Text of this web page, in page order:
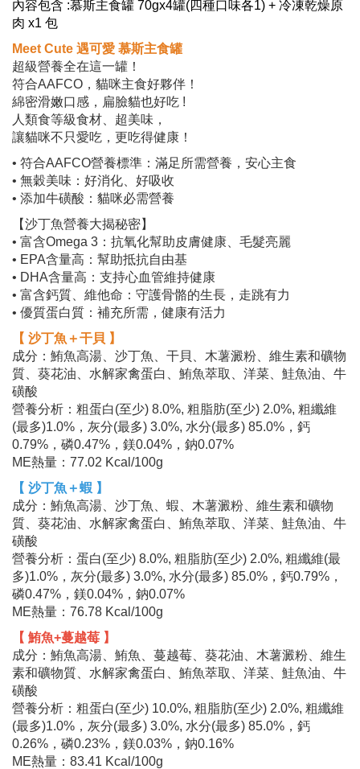
內容包含 :慕斯主食罐 70gx4罐(四種口味各1) + 冷凍乾燥原
肉 x1 包
Meet Cute 遇可愛 慕斯主食罐
超級營養全在這一罐！
符合AAFCO，貓咪主食好夥伴！
綿密滑嫩口感，扁臉貓也好吃 !
人類食等級食材、超美味，
讓貓咪不只愛吃，更吃得健康！
• 符合AAFCO營養標準：滿足所需營養，安心主食
• 無穀美味：好消化、好吸收
• 添加牛磺酸：貓咪必需營養
【沙丁魚營養大揭秘密】
• 富含Omega 3：抗氧化幫助皮膚健康、毛髮亮麗
• EPA含量高：幫助抵抗自由基
• DHA含量高：支持心血管維持健康
• 富含鈣質、維他命：守護骨骼的生長，走跳有力
• 優質蛋白質：補充所需，健康有活力
【 沙丁魚＋干貝 】
成分：鮪魚高湯、沙丁魚、干貝、木薯澱粉、維生素和礦物
質、葵花油、水解家禽蛋白、鮪魚萃取、洋菜、鮭魚油、牛
磺酸
營養分析：粗蛋白(至少) 8.0%, 粗脂肪(至少) 2.0%, 粗纖維
(最多)1.0%，灰分(最多) 3.0%, 水分(最多) 85.0%，鈣
0.79%，磷0.47%，鎂0.04%，鈉0.07%
ME熱量：77.02 Kcal/100g
【 沙丁魚＋蝦 】
成分：鮪魚高湯、沙丁魚、蝦、木薯澱粉、維生素和礦物
質、葵花油、水解家禽蛋白、鮪魚萃取、洋菜、鮭魚油、牛
磺酸
營養分析：蛋白(至少) 8.0%, 粗脂肪(至少) 2.0%, 粗纖維(最
多)1.0%，灰分(最多) 3.0%, 水分(最多) 85.0%，鈣0.79%，
磷0.47%，鎂0.04%，鈉0.07%
ME熱量：76.78 Kcal/100g
【 鮪魚+蔓越莓 】
成分：鮪魚高湯、鮪魚、蔓越莓、葵花油、木薯澱粉、維生
素和礦物質、水解家禽蛋白、鮪魚萃取、洋菜、鮭魚油、牛
磺酸
營養分析：粗蛋白(至少) 10.0%, 粗脂肪(至少) 2.0%, 粗纖維
(最多)1.0%，灰分(最多) 3.0%, 水分(最多) 85.0%，鈣
0.26%，磷0.23%，鎂0.03%，鈉0.16%
ME熱量：83.41 Kcal/100g